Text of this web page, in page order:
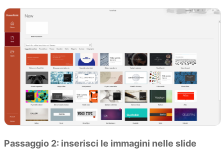
Passaggio 2: inserisci le immagini nelle slide